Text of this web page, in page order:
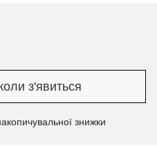
з'явиться
знижки